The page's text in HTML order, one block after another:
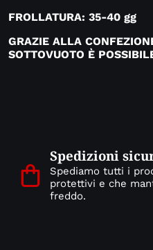
FROLLATURA: 35-40 gg
GRAZIE ALLA
SOTTOVUOTO È
Spedizioni
Spediamo tutti i
protettivi e che
freddo.